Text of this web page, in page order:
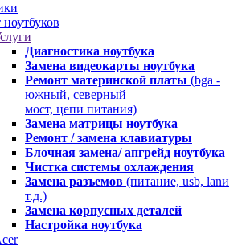
Диагностика ноутбука
Замена видеокарты ноутбука
Ремонт материнской платы (bga -
южный, северный
мост, цепи питания)
Замена матрицы ноутбука
Ремонт / замена клавиатуры
Блочная замена/ апгрейд ноутбука
Чистка системы охлаждения
Замена разъемов (питание, usb, lanи
т.д.)
Замена корпусных деталей
Настройка ноутбука